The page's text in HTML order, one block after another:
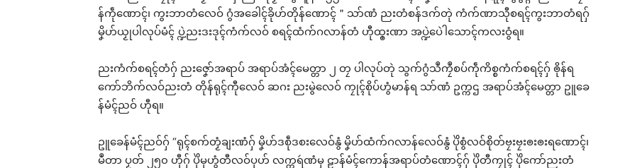
In "ပရိုၚ်"
July 8, 2026
In "ပရိုၚ်"
In "ပရိုၚ်"
န်ကဵုဏောၚ်၊ ကွးဘာတံလေဝ် ဂွံအခေါၚ်ခိုဟ်တိုန်ဏောၚ်＂သာ်ဏံ ညးတံစန်ဒက်တုဲ ကံက်ဏာသီုစရၚ်ကွးဘာတံရဂှ်
မၞိဟ်ယၟုပါလုပ်မံၚ် ပ္ဍဲညးဒးဒုၚ်ကံက်လဝ် စရၚ်ထံက်ဂလာန်တံ ဟီုထ္ၜးဏာ အပ္ဍဲပေဲါသောၚ်ကလးဝွံရ။
ညးကံက်စရၚ်တံဂှ် ညးဇၞော်အရာပ် အရာပ်အံၚ်မေတ္တာ ၂ တၠ ပါလုပ်တုဲ သွက်ဂွံသဳကၠဳစပ်ကဵုကိစ္စကံက်စရၚ်ဂှ် ၜိုန်ရ
ကော်ဘိက်လဝ်ညးတံ တိုန်ရုၚ်ကီုလေဝ် ဆဂး ညးမွဲလေဝ် ကၠုၚ်စိုပ်ဟွံမာန်ရ သာ်ဏံ ဥက္ကဌ အရာပ်အံၚ်မေတ္တာ ဥူခေ
န်မံၚ်ညဝ် ဟီုရ။
ဥူခေန်မံၚ်ညဝ်ဂှ် “ရုၚ်စက်တၟံချးဏံဂှ် မၞိဟ်ဒစဵုဒစးလေဝ်နွံ မၞိဟ်ထံက်ဂလာန်လေဝ်နွံ ပိုဲစွံလဝ်စိုတ်ဗၠးဗၠးၜးၜးရဏောၚ်၊
မဳတာ ပၟတ် ၂၅၀ ဟီုဂှ် ပိုဲမုဟွံတီလဝ်ပုဟ် လက္ကရဴဏံမှ ဠာန်မံၚ်ကောန်အရာပ်တံဏောၚ်ဂှ် ပိုဲတီကၠုၚ် ပိုဲကော်ညးတံ